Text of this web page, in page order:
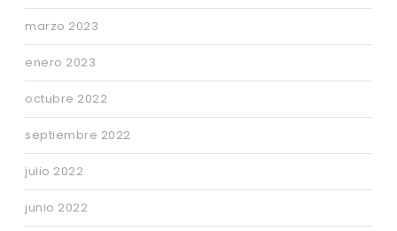
marzo 2023
enero 2023
octubre 2022
septiembre 2022
julio 2022
junio 2022